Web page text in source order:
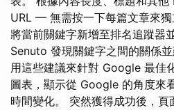
URL — 無需按一下每篇文章來獨
將當前關鍵字新增至排名追蹤器
Senuto 發現關鍵字之間的關係
用這些建議來針對 Google 最佳
圖表，顯示從 Google 的角度來
時間變化。 突然獲得成功後，